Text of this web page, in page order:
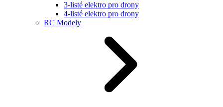
3-listé elektro pro drony
4-listé elektro pro drony
RC Modely